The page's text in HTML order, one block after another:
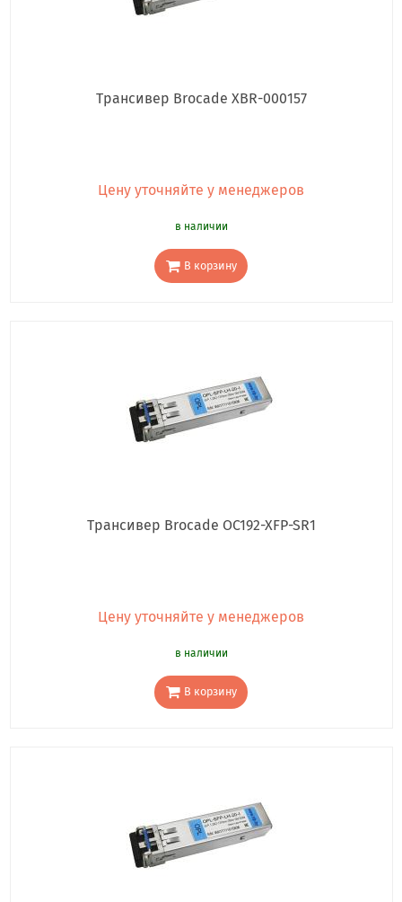
Трансивер Brocade XBR-000157
Цену уточняйте у менеджеров
в наличии
В корзину
Трансивер Brocade OC192-XFP-SR1
Цену уточняйте у менеджеров
в наличии
В корзину